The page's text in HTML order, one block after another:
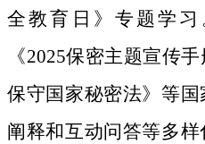
全教育日》专题学
《2025保密主题宣传
保守国家秘密法》等
阐释和互动问答等多